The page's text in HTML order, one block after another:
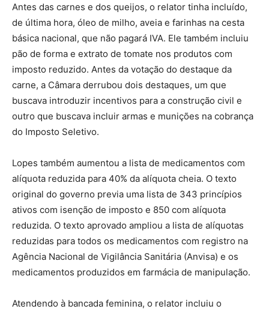
Antes das carnes e dos queijos, o relator tinha incluído,
de última hora, óleo de milho, aveia e farinhas na cesta
básica nacional, que não pagará IVA. Ele também incluiu
pão de forma e extrato de tomate nos produtos com
imposto reduzido. Antes da votação do destaque da
carne, a Câmara derrubou dois destaques, um que
buscava introduzir incentivos para a construção civil e
outro que buscava incluir armas e munições na cobrança
do Imposto Seletivo.
Lopes também aumentou a lista de medicamentos com
alíquota reduzida para 40% da alíquota cheia. O texto
original do governo previa uma lista de 343 princípios
ativos com isenção de imposto e 850 com alíquota
reduzida. O texto aprovado ampliou a lista de alíquotas
reduzidas para todos os medicamentos com registro na
Agência Nacional de Vigilância Sanitária (Anvisa) e os
medicamentos produzidos em farmácia de manipulação.
Atendendo à bancada feminina, o relator incluiu o